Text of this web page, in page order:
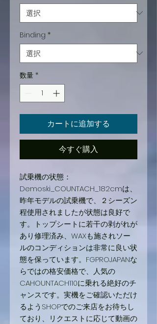
格
Binding *
数量 *
カートに追加する
今すぐ購入
試乗機の状態：
Demoski_COUNTACH_182cmは、
昨年モデルの試乗機で、２シーズン
程使用されましたが状態は良好で
す。トップシートに若干の剥がれが
あり修理済み、WAXも施されソー
ルのコンディションは非常に良い状
態を保っています。FGPROJAPANな
らではの格安価格で、人気の
CAHOUNTACH110に乗れる絶好のチ
ャンスです。実機をご確認いただけ
るようSHOPでのご来店をお待ちし
ており、リクエストに応じて動画の